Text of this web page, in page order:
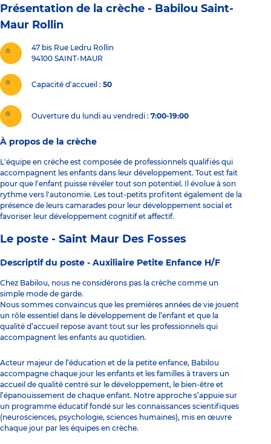
Présentation de la crèche - Babilou Saint-
Maur Rollin
47 bis Rue Ledru Rollin
94100 SAINT-MAUR
Capacité d'accueil 50
Ouverture du lundi au vendredi : 7:00-19:00
À propos de la crèche
L'équipe en crèche est composée de professionnels qualifiés qui
accompagnent les enfants dans leur développement. Tout est fait
pour que l'enfant puisse révéler tout son potentiel. Il évolue à son
rythme vers l'autonomie. Les tout-petits profitent également de la
présence de leurs camarades pour leur développement social et
favoriser leur développement cognitif et affectif.
Le poste - Saint Maur Des Fosses
Descriptif du poste - Auxiliaire Petite Enfance H/F
Chez Babilou, nous ne considérons pas la crèche comme un
simple mode de garde.
Nous sommes convaincus que les premières années de vie jouent
un rôle essentiel dans le développement de l’enfant et que la
qualité d’accueil repose avant tout sur les professionnels qui
accompagnent les enfants au quotidien.
Acteur majeur de l’éducation et de la petite enfance, Babilou
accompagne chaque jour les enfants et les familles à travers un
accueil de qualité centré sur le développement, le bien-être et
l’épanouissement de chaque enfant. Notre approche s’appuie sur
un programme éducatif fondé sur les connaissances scientifiques
(neurosciences, psychologie, sciences humaines), mis en œuvre
chaque jour par les équipes en crèche.